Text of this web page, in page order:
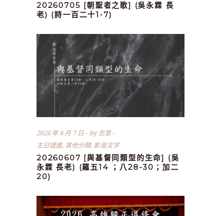
20260705 [朝聖者之歌] (吳永霖 長
老) (詩一百二十1-7)
2026 年 6 月 7 日 by志恩
主日證道, 其他分類, 影音文字
20260607 [與基督同類型的生命] (吳
永霖 長老) (羅五14 ；八28-30；加二
20)